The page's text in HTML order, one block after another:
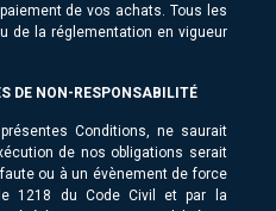
de vos achats. Tous les
de la réglementation en vigueur
DE NON-RESPONSABILITÉ
Conditions, ne saurait
de nos obligations serait
ou à un évènement de force
1218 du Code Civil et par la